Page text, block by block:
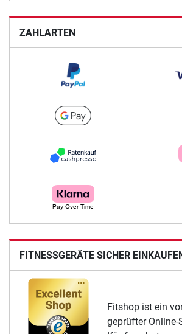
ZAHLARTEN
FITNESSGERÄTE SICHER
Fitshop ist ein
geprüfter Online-